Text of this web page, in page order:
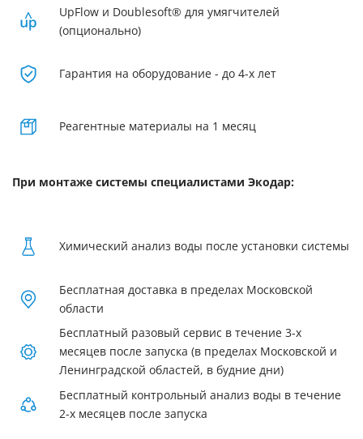
UpFlow и Doublesoft® для умягчителей
(опционально)
Гарантия на оборудование - до 4-х лет
Реагентные материалы на 1 месяц
При монтаже системы специалистами Экодар:
Химический анализ воды после установки системы
Бесплатная доставка в пределах Московской
области
Бесплатный разовый сервис в течение 3-х
месяцев после запуска (в пределах Московской и
Ленинградской областей, в будние дни)
Бесплатный контрольный анализ воды в течение
2-х месяцев после запуска